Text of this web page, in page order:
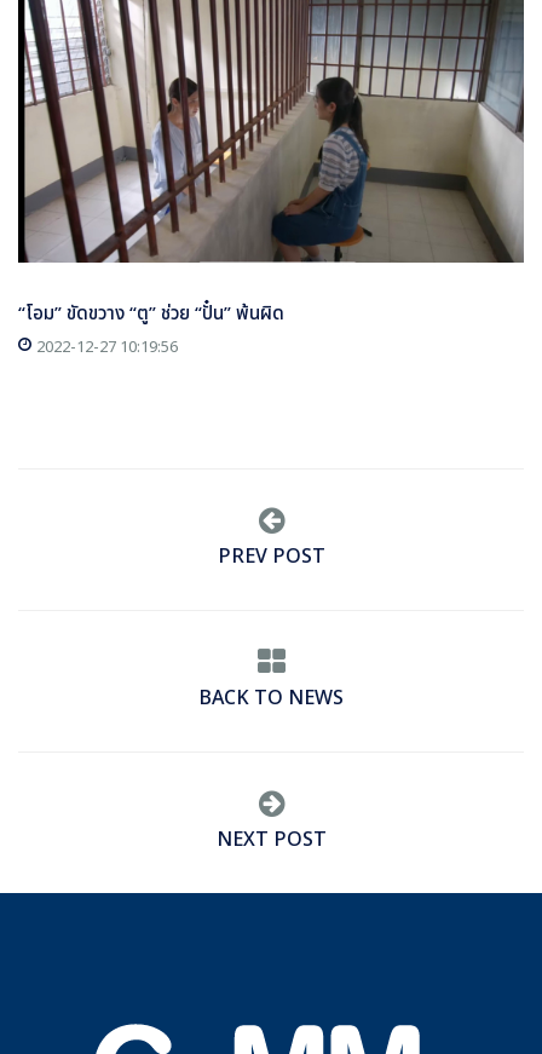
“โอม” ขัดขวาง “ตู” ช่วย “ปั๋น” พ้นผิด
2022-12-27 10:19:56
PREV POST
BACK TO NEWS
NEXT POST